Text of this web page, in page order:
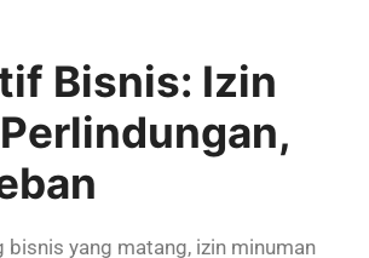
Bisnis: Izin
bisnis yang matang, izin minuman